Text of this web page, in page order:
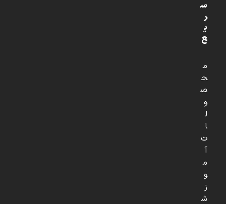
س
ر
ی
ع
م
ح
ص
و
ل
ا
ت
آ
م
و
ز
ش